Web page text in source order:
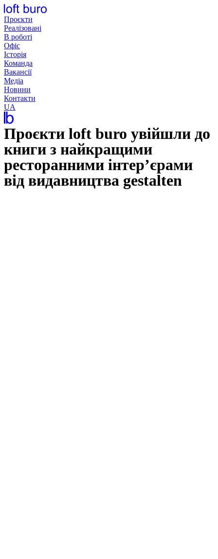
Перейти
до
вмісту
Проєкти
Реалізовані
В роботі
Офіс
Історія
Команда
Вакансії
Медіа
Новини
Контакти
UA
Проєкти loft buro увійшли до
книги з найкращими
ресторанними інтер’єрами
від видавництва gestalten